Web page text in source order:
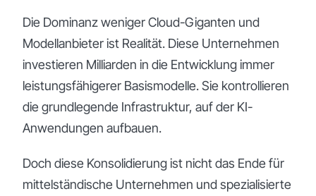
Die Dominanz weniger Cloud-Giganten und
Modellanbieter ist Realität. Diese Unternehmen
investieren Milliarden in die Entwicklung immer
leistungsfähigerer Basismodelle. Sie kontrollieren
die grundlegende Infrastruktur, auf der KI-
Anwendungen aufbauen.
Doch diese Konsolidierung ist nicht das Ende für
mittelständische Unternehmen und spezialisierte